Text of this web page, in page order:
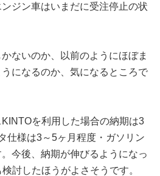
ジン車はいまだに受注停止の状
ないのか、以前のようにほぼま
になるのか、気になるところで
を利用した場合の納期は3
仕様は3～5ヶ月程度・ガソリン
今後、納期が伸びるようになっ
討したほうがよさそうです。